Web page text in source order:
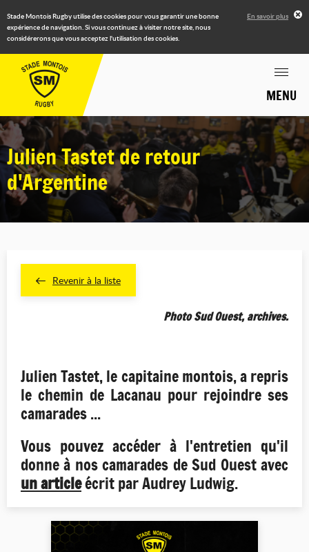
Stade Montois Rugby utilise des cookies pour vous garantir une bonne
expérience de navigation. Si vous continuez à visiter notre site, nous
considérerons que vous acceptez l'utilisation des cookies.
En savoir plus
MENU
Julien Tastet de retour
d'Argentine
Revenir à la liste
Photo Sud Ouest, archives.
Julien Tastet, le capitaine montois, a repris
le chemin de Lacanau pour rejoindre ses
camarades ...
Vous pouvez accéder à l'entretien qu'il
donne à nos camarades de Sud Ouest avec
un articleécrit par Audrey Ludwig.